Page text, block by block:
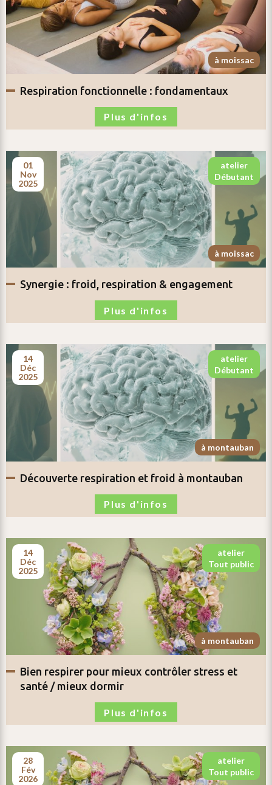
à moissac
respiration fonctionnelle : fondamentaux
Plus d'infos
01
nov
2025
atelier
débutant
à moissac
synergie : froid, respiration & engagement
Plus d'infos
14
déc
2025
atelier
débutant
à montauban
découverte respiration et froid à montauban
Plus d'infos
14
déc
2025
atelier
tout public
à montauban
bien respirer pour mieux contrôler stress et
santé / mieux dormir
Plus d'infos
28
fév
2026
atelier
tout public